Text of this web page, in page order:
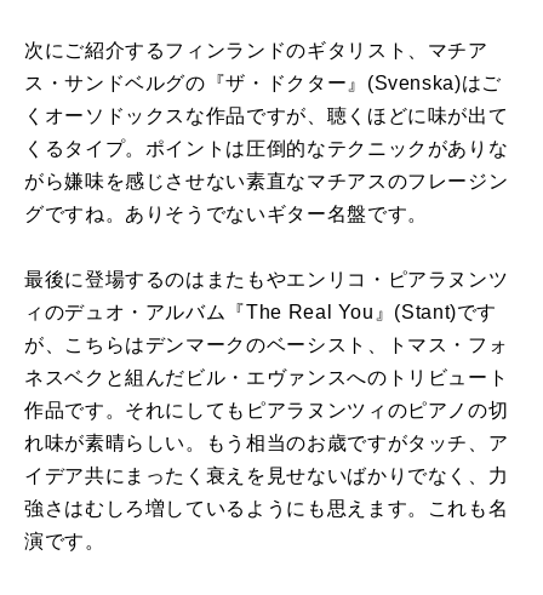
次にご紹介するフィンランドのギタリスト、マチア
ス・サンドベルグの『ザ・ドクター』 (Svenska)はご
くオーソドックスな作品ですが、聴くほどに味が出て
くるタイプ。ポイントは圧倒的なテクニックがありな
がら嫌味を感じさせない素直なマチアスのフレージン
グですね。ありそうでないギター名盤です。
最後に登場するのはまたもやエンリコ・ピアラヌンツ
ィのデュオ・アルバム『The Real You 』 (Stant)です
が、こちらはデンマークのベーシスト、トマス・フォ
ネスベクと組んだビル・エヴァンスへのトリビュート
作品です。それにしてもピアラヌンツィのピアノの切
れ味が素晴らしい。もう相当のお歳ですがタッチ、ア
イデア共にまったく衰えを見せないばかりでなく、力
強さはむしろ増しているようにも思えます。これも名
演です。